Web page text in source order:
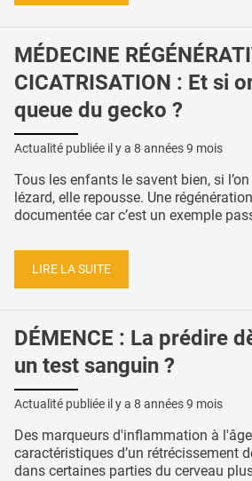
MÉDECINE
CICATRISATION : Et si
queue du gecko ?
Actualité publiée il y a 8 années 9 mois
Tous les enfants le savent bien, si
lézard, elle repousse. Une
documentée car c’est un exemple
LIRE LA SUITE
DÉMENCE : La prédire
un test sanguin ?
Actualité publiée il y a 8 années 9 mois
Des marqueurs d'inflammation à
caractéristiques d’un rétrécissement
dans certaines parties du cerveau